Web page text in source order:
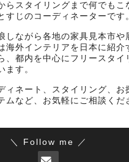
らスタイリングまで何でもこ
すじのコーディネーターです
しながら各地の家具見本市や
海外インテリアを日本に紹介
、都内を中心にフリースタイ
ます。
ィネート、スタイリング、お
ムなど、お気軽にご相談くだ
＼ Follow me ／